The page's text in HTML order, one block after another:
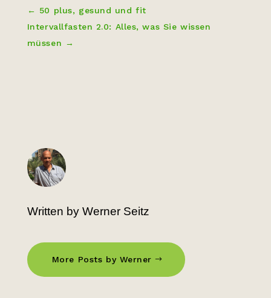
← 50 plus, gesund und fit
Intervallfasten 2.0: Alles, was Sie wissen
müssen →
Written by Werner Seitz
More Posts by Werner